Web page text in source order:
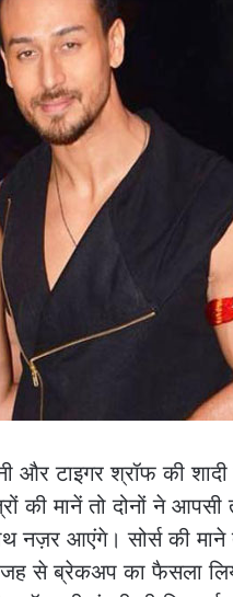
और टाइगर श्रॉफ की
की मानें तो दोनों ने
नज़र आएंगे। सोर्स की
से ब्रेकअप का फैसला